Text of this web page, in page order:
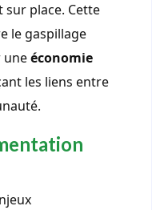
place. Cette
le gaspillage
uneéconomie
les liens entre